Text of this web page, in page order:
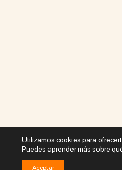
Utilizamos cookies para
Puedes aprender más sobre
Aceptar